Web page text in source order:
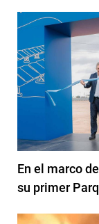
En el marco
su primer